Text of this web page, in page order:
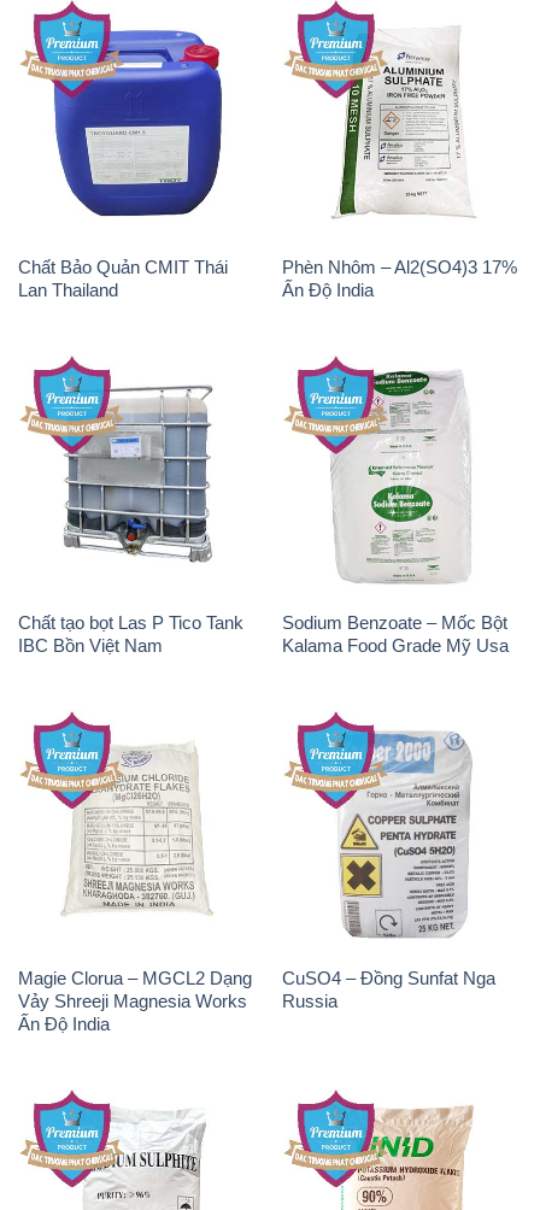
Chất Bảo Quản CMIT Thái
Lan Thailand
Phèn Nhôm – Al2(SO4)3 17%
Ấn Độ India
Chất tạo bọt Las P Tico Tank
IBC Bồn Việt Nam
Sodium Benzoate – Mốc Bột
Kalama Food Grade Mỹ Usa
Magie Clorua – MGCL2 Dạng
Vảy Shreeji Magnesia Works
Ấn Độ India
CuSO4 – Đồng Sunfat Nga
Russia